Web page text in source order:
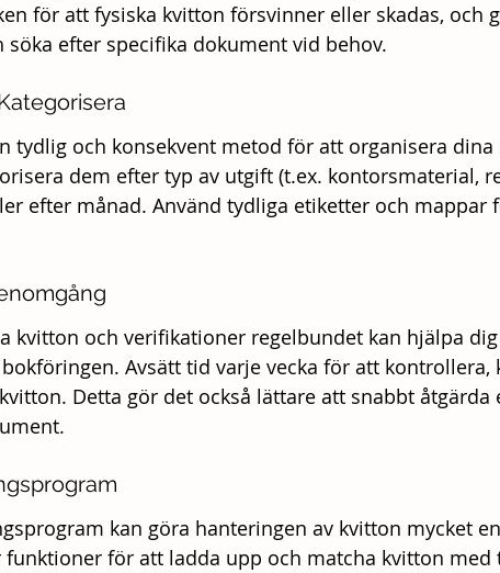
för att fysiska kvitton försvinner eller skadas, och
söka efter specifika dokument vid behov.
tydlig och konsekvent metod för att organisera dina
dem efter typ av utgift (t.ex. kontorsmaterial,
efter månad. Använd tydliga etiketter och mappar
kvitton och verifikationer regelbundet kan hjälpa
Avsätt tid varje vecka för att kontrollera,
Detta gör det också lättare att snabbt åtgärda
kan göra hanteringen av kvitton mycket
för att ladda upp och matcha kvitton med